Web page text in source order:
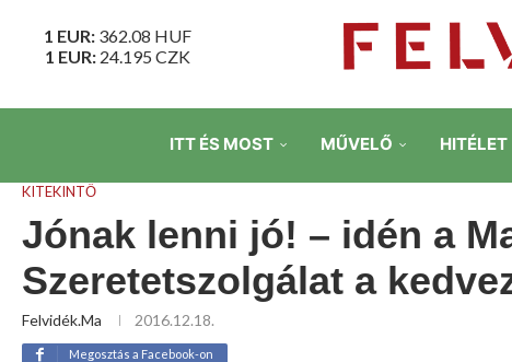
1 EUR: 362.08 HUF
1 EUR: 24.195 CZK
ITT ÉS MOST MŰVELŐ HITÉLET
KITEKINTŐ
Jónak lenni jó! – idén a
Szeretetszolgálat a
Felvidék.ma 2016.12.18.
Megosztás a Facebook-on